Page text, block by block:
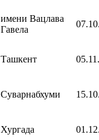
имени Вацлава
Гавела
Ташкент
Суварнабхуми
Хургада